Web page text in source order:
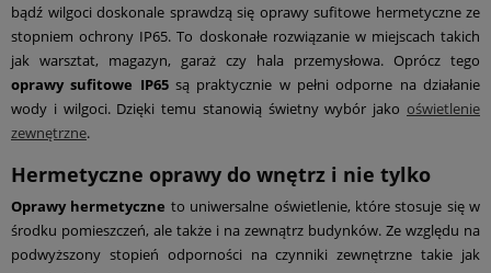
bądź wilgoci doskonale sprawdzą się oprawy sufitowe hermetyczne ze
stopniem ochrony IP65. To doskonałe rozwiązanie w miejscach takich
jak warsztat, magazyn, garaż czy hala przemysłowa. Oprócz tego
oprawy sufitowe IP65są praktycznie w pełni odporne na działanie
wody i wilgoci. Dzięki temu stanowią świetny wybór jako oświetlenie
zewnętrzne.
Hermetyczne oprawy do wnętrz i nie tylko
Oprawy hermetyczne to uniwersalne oświetlenie, które stosuje się w
środku pomieszczeń, ale także i na zewnątrz budynków. Ze względu na
podwyższony stopień odporności na czynniki zewnętrzne takie jak